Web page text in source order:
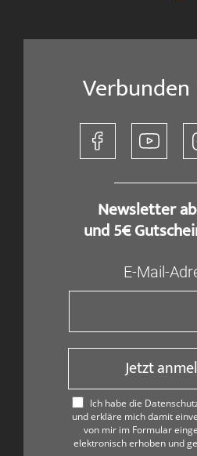
Newsletter
und 5€
E-Mail-
Jetzt
Ich habe die
und erkläre mich damit
von mir im Formular
elektronisch erhoben und